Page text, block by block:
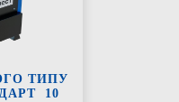
ТИПУ
10